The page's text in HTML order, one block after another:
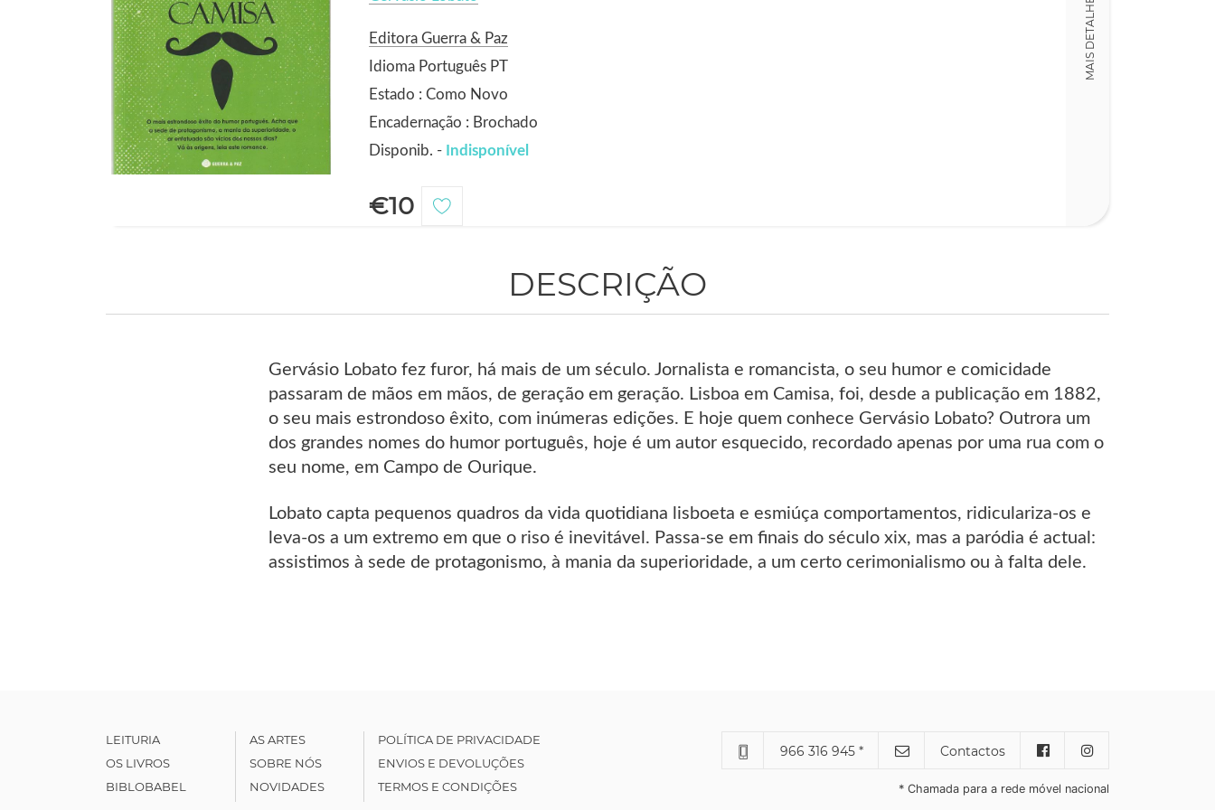
Editora Guerra & Paz
Idioma Português PT
Estado : Como Novo
Encadernação : Brochado
Disponib. - Indisponível
€10
MAIS DETALHES
DESCRIÇÃO
Gervásio Lobato fez furor, há mais de um século. Jornalista e romancista, o seu humor e comicidade
passaram de mãos em mãos, de geração em geração. Lisboa em Camisa, foi, desde a publicação em 1882,
o seu mais estrondoso êxito, com inúmeras edições. E hoje quem conhece Gervásio Lobato? Outrora um
dos grandes nomes do humor português, hoje é um autor esquecido, recordado apenas por uma rua com o
seu nome, em Campo de Ourique.
Lobato capta pequenos quadros da vida quotidiana lisboeta e esmiúça comportamentos, ridiculariza-os e
leva-os a um extremo em que o riso é inevitável. Passa-se em finais do século xix, mas a paródia é actual:
assistimos à sede de protagonismo, à mania da superioridade, a um certo cerimonialismo ou à falta dele.
LEITURIA
OS LIVROS
BIBLOBABEL
AS ARTES
SOBRE NÓS
NOVIDADES
POLÍTICA DE PRIVACIDADE
ENVIOS E DEVOLUÇÕES
TERMOS E CONDIÇÕES
966 316 945 * Contactos
* Chamada para a rede móvel nacional